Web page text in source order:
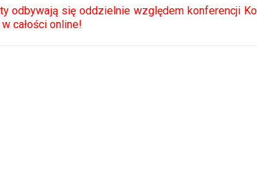
odbywają się oddzielnie względem konferencji
całości online!